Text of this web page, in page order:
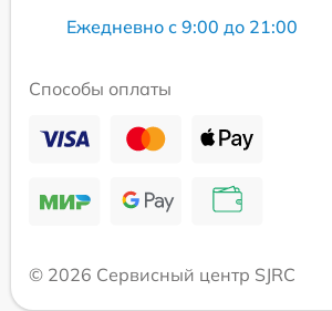
Ежедневно с 9:00 до 21:00
Способы оплаты
© 2026 Сервисный центр SJRC